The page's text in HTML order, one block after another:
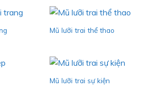
Mũ lưỡi trai thể thao
Mũ lưỡi trai sự kiện